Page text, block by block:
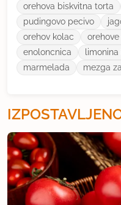
orehova biskvitna torta
pudingovo pecivo
orehov kolac
enoloncnica
marmelada
mezga